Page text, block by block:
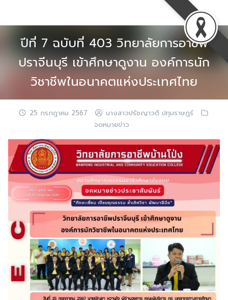
ปีที่ 7 ฉบับที่ 403 วิทยาลัยการอาชีพ
ปราจีนบุรี เข้าศึกษาดูงาน องค์การนัก
วิชาชีพในอนาคตแห่งประเทศไทย
25 กรกฎาคม 2567
นางสาวปรัชญาวดี ปทุมราษฎร์
จดหมายข่าว